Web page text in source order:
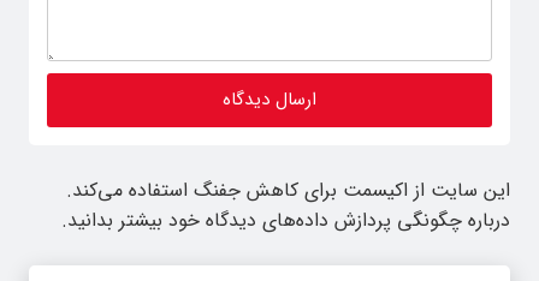
این سایت از اکیسمت برای کاهش جفنگ استفاده می‌کند.
درباره چگونگی پردازش داده‌های دیدگاه خود بیشتر بدانید.